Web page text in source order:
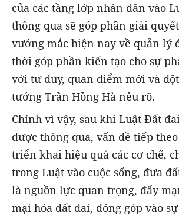
của các tầng lớp nhân dân vào
thông qua sẽ góp phần giải
vướng mắc hiện nay về quản lý
thời góp phần kiến tạo cho sự
với tư duy, quan điểm mới và
tướng Trần Hồng Hà nêu rõ.
Chính vì vậy, sau khi Luật Đất
được thông qua, vấn đề tiếp
triển khai hiệu quả các cơ chế,
trong Luật vào cuộc sống, đưa
là nguồn lực quan trọng, đẩy
mại hóa đất đai, đóng góp vào